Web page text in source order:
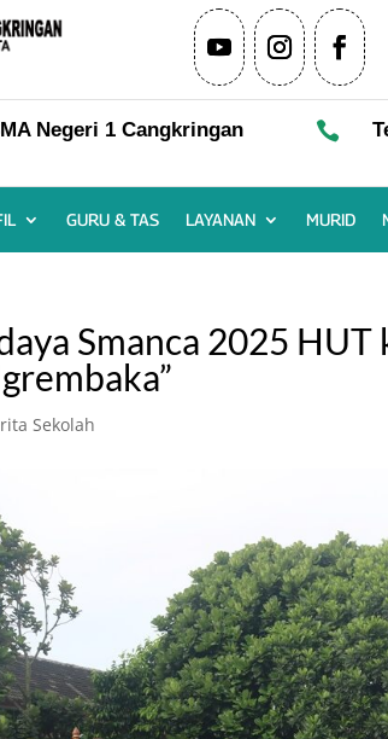
Negeri 1 Cangkringan 
GURU & TAS LAYANAN MURID
Smanca 2025 HUT
Sekolah